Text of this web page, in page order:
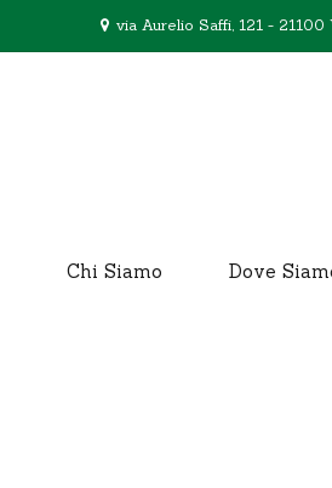
via Aurelio Saffi, 121 - 21100
Chi Siamo Dove